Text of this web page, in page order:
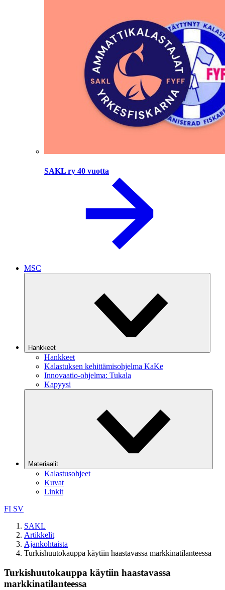
SAKL ry 40 vuotta
MSC
Hankkeet
Hankkeet
Kalastuksen kehittämisohjelma KaKe
Innovaatio-ohjelma: Tukala
Kapyysi
Materiaalit
Kalastusohjeet
Kuvat
Linkit
FI SV
SAKL
Artikkelit
Ajankohtaista
Turkishuutokauppa käytiin haastavassa markkinatilanteessa
Turkishuutokauppa käytiin haastavassa
markkinatilanteessa